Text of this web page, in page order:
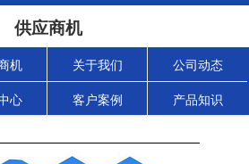
供应商机
机 关于我们 公司动态
心 客户案例 产品知识